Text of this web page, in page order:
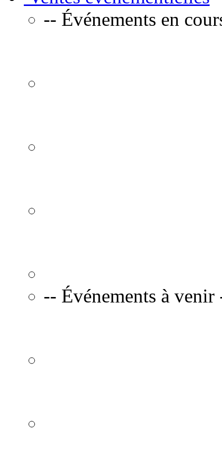
-- Événements en
-- Événements à venir